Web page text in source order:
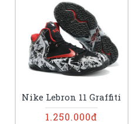
Nike Lebron 11 Graffiti
1.250.000đ